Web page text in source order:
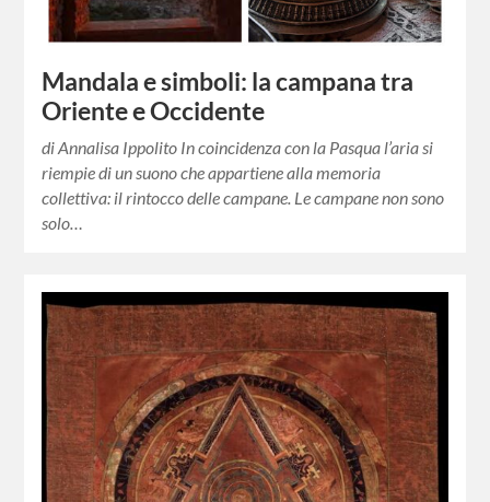
Mandala e simboli: la campana tra
Oriente e Occidente
di Annalisa Ippolito In coincidenza con la Pasqua l’aria si
riempie di un suono che appartiene alla memoria
collettiva: il rintocco delle campane. Le campane non sono
solo…